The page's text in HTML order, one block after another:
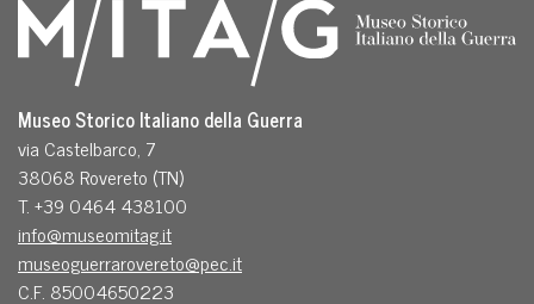
Museo Storico Italiano della Guerra
via Castelbarco, 7
38068 Rovereto (TN)
T. +39 0464 438100
info@museomitag.it
museoguerrarovereto@pec.it
C.F. 85004650223